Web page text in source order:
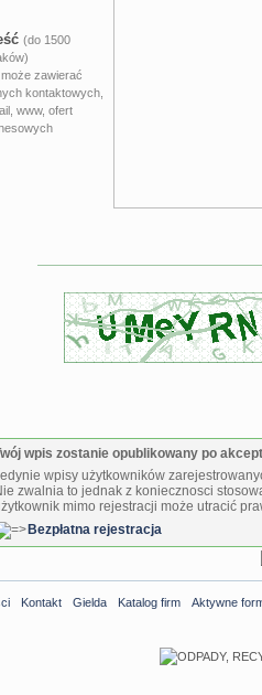
(do 1500
zawierać
kontaktowych,
www, ofert
wpis zostanie opublikowany po
wpisy użytkowników
zwalnia to jednak z koniecznosci
mimo rejestracji może utracić
Bezpłatna rejestracja
Kontakt Gielda Katalog firm Aktywne